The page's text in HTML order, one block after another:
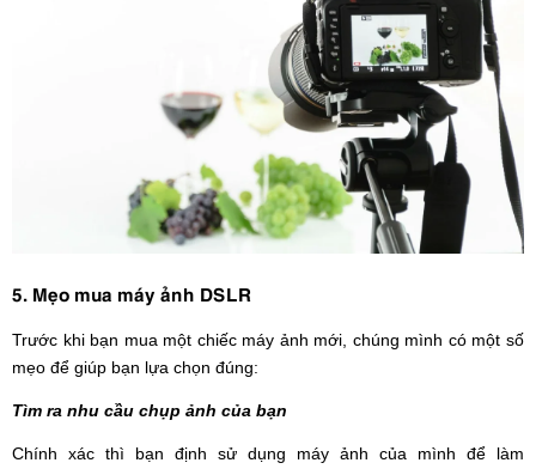
5. Mẹo mua máy ảnh DSLR
Trước khi bạn mua một chiếc máy ảnh mới, chúng mình có một số
mẹo để giúp bạn lựa chọn đúng:
Tìm ra nhu cầu chụp ảnh của bạn
Chính xác thì bạn định sử dụng máy ảnh của mình để làm